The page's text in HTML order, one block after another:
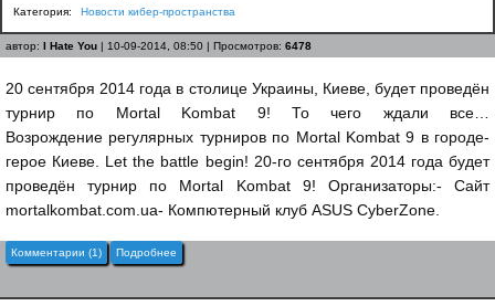
Категория: Новости кибер-пространства
автор: I Hate You | 10-09-2014, 08:50 | Просмотров: 6478
20 сентября 2014 года в столице Украины, Киеве, будет проведён
турнир по Mortal Kombat 9! То чего ждали все…
Возрождение регулярных турниров по Mortal Kombat 9 в городе-
герое Киеве. Let the battle begin! 20-го сентября 2014 года будет
проведён турнир по Mortal Kombat 9! Организаторы:- Сайт
mortalkombat.com.ua- Компютерный клуб ASUS CyberZone.
Комментарии (1) Подробнее